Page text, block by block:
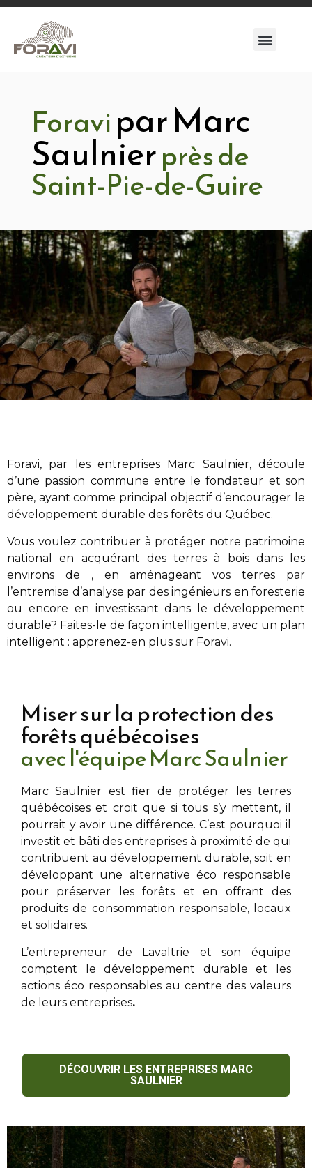
Foravipar Marc
Saulnierprès de
Saint-Pie-de-Guire
Foravi, par les entreprises Marc Saulnier, découle
d’une passion commune entre le fondateur et son
père, ayant comme principal objectif d’encourager le
développement durable des forêts du Québec.
Vous voulez contribuer à protéger notre patrimoine
national en acquérant des terres à bois dans les
environs de , en aménageant vos terres par
l’entremise d’analyse par des ingénieurs en foresterie
ou encore en investissant dans le développement
durable? Faites-le de façon intelligente, avec un plan
intelligent : apprenez-en plus sur Foravi.
Miser sur la protection des
forêts québécoises
avec l'équipe Marc Saulnier
Marc Saulnier est fier de protéger les terres
québécoises et croit que si tous s’y mettent, il
pourrait y avoir une différence. C’est pourquoi il
investit et bâti des entreprises à proximité de qui
contribuent au développement durable, soit en
développant une alternative éco responsable
pour préserver les forêts et en offrant des
produits de consommation responsable, locaux
et solidaires.
L’entrepreneur de Lavaltrie et son équipe
comptent le développement durable et les
actions éco responsables au centre des valeurs
de leurs entreprises.
DÉCOUVRIR LES ENTREPRISES MARC
SAULNIER